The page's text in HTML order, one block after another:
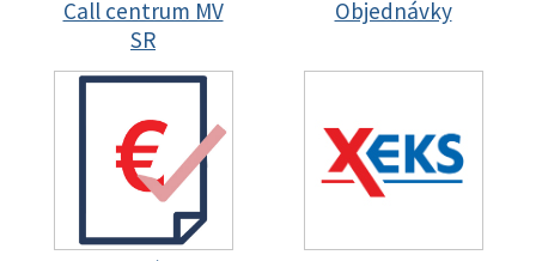
Call centrum MV
SR
Objednávky